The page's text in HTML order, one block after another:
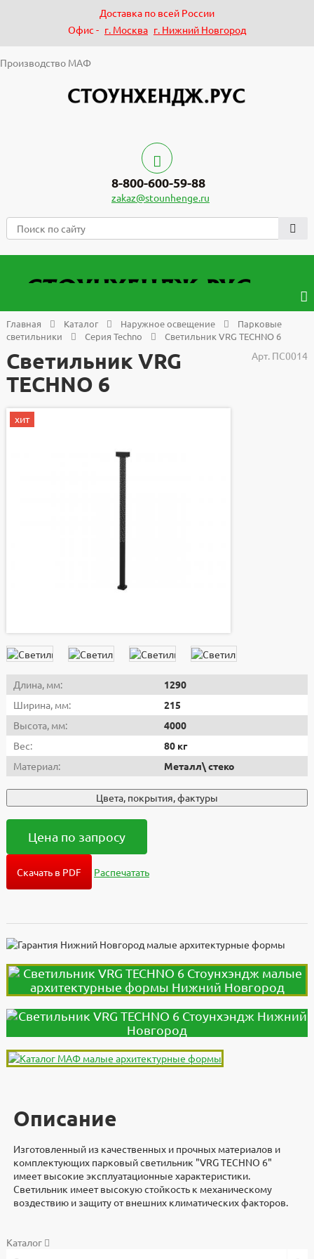
Доставка по всей России
Офис - г. Москва г. Нижний Новгород
Производство МАФ
8-800-600-59-88
zakaz@stounhenge.ru
Главная Каталог Наружное освещение
Парковые
светильники
Серия Techno Светильник VRG TECHNO 6
Арт. ПС0014
Светильник VRG
TECHNO 6
хит
Длина, мм:
1290
Ширина, мм:
215
Высота, мм:
4000
Вес:
80 кг
Материал:
Металл\ стеко
Цвета, покрытия, фактуры
Цена по запросу
Скачать в PDF Распечатать
Описание
Изготовленный из качественных и прочных материалов и
комплектующих парковый светильник "VRG TECHNO 6"
имеет высокие эксплуатационные характеристики.
Светильник имеет высокую стойкость к механическому
воздествию и защиту от внешних климатических факторов.
Доставка
Дополнительно
Документы
Документы
Видеоинструкция
Характеристики
Каталог